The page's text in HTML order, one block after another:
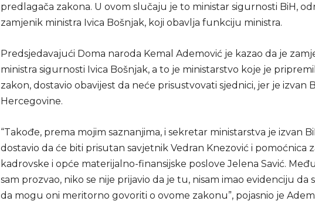
predlagača zakona. U ovom slučaju je to ministar sigurnosti BiH,
zamjenik ministra Ivica Bošnjak, koji obavlja funkciju ministra.
Predsjedavajući Doma naroda Kemal Ademović je kazao da je
ministra sigurnosti Ivica Bošnjak, a to je ministarstvo koje je
zakon, dostavio obavijest da neće prisustvovati sjednici, jer je izvan
Hercegovine.
“Takođe, prema mojim saznanjima, i sekretar ministarstva je izvan
dostavio da će biti prisutan savjetnik Vedran Knezović i pomoćnica
kadrovske i opće materijalno-finansijske poslove Jelena Savić.
sam prozvao, niko se nije prijavio da je tu, nisam imao evidenciju da
da mogu oni meritorno govoriti o ovome zakonu”, pojasnio je